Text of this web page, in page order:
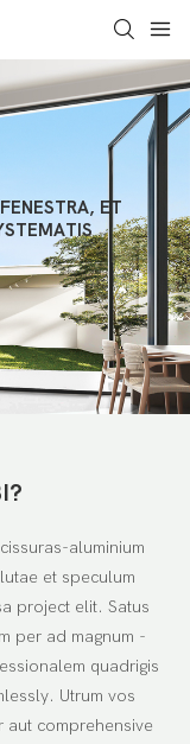
ET
aluminium
et speculum
project elit. Satus
per ad magnum -
quadrigis
Utrum vos
comprehensive